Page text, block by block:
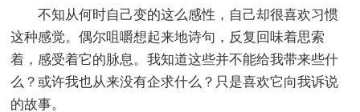
不知从何时自己变的这么感性，自己却很喜欢习惯
这种感觉。偶尔咀嚼想起来地诗句，反复回味着思索
着，感受着它的脉息。我知道这些并不能给我带来些什
么？或许我也从来没有企求什么？只是喜欢它向我诉说
的故事。